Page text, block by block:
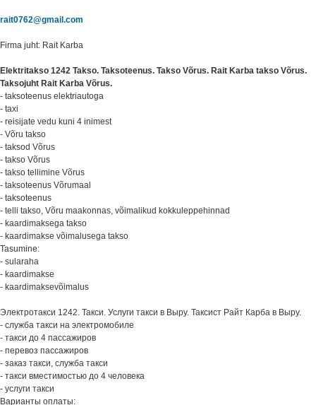
rait0762@gmail.com
Firma juht: Rait Karba
Elektritakso 1242 Takso. Taksoteenus. Takso Võrus. Rait Karba takso Võrus.
Taksojuht Rait Karba Võrus.
- taksoteenus elektriautoga
- taxi
- reisijate vedu kuni 4 inimest
- Võru takso
- taksod Võrus
- takso Võrus
- takso tellimine Võrus
- taksoteenus Võrumaal
- taksoteenus
- telli takso, Võru maakonnas, võimalikud kokkuleppehinnad
- kaardimaksega takso
- kaardimakse võimalusega takso
Tasumine:
- sularaha
- kaardimakse
- kaardimaksevõimalus
Электротакси 1242. Такси. Услуги такси в Выру. Таксист Райт Карба в Выру.
- служба такси на электромобиле
- такси до 4 пассажиров
- перевоз пассажиров
- заказ такси, cлужба такси
- такси вместимостью до 4 человека
- услуги такси
Варианты оплаты: